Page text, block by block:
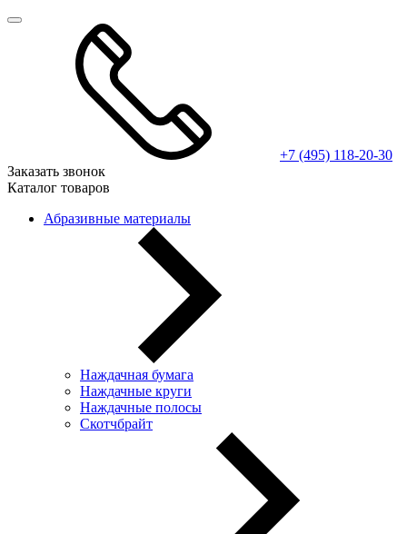
+7 (495) 118-20-30
Заказать звонок
Каталог товаров
Абразивные материалы
Наждачная бумага
Наждачные круги
Наждачные полосы
Скотчбрайт